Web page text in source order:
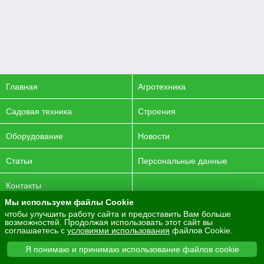
Главная Агротехника
Садовая техника Строения
Оборудование Новости
Статьи Персональные данные
Контакты
© 2016-2026 ENERGYAGRO Все права защищены.
Разработка сайта - PurpleLabs
Вся представленная на сайте информация носит
информационный характер и не является публичной офертой.
Мы используем файлы Cookie
чтобы улучшить работу сайта и предоставить Вам больше
возможностей. Продолжая использовать этот сайт вы
соглашаетесь с условиями использования файлов Cookie.
Я понимаю и принимаю использование файлов cookie